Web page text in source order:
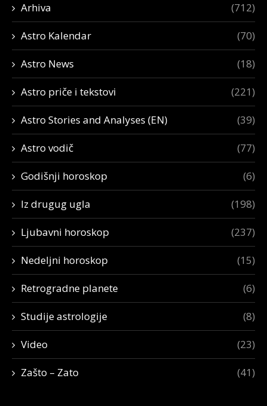
Arhiva (712)
Astro Kalendar (70)
Astro News (18)
Astro priče i tekstovi (221)
Astro Stories and Analyses (EN) (39)
Astro vodič (77)
Godišnji horoskop (6)
Iz drugug ugla (198)
Ljubavni horoskop (237)
Nedeljni horoskop (15)
Retrogradne planete (6)
Studije astrologije (8)
Video (23)
Zašto – Zato (41)